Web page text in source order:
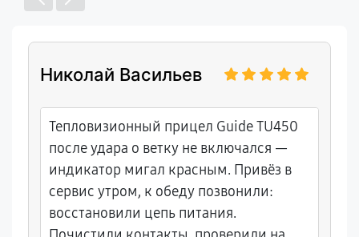
Николай Васильев
Тепловизионный прицел Guide TU450
после удара о ветку не включался —
индикатор мигал красным. Привёз в
сервис утром, к обеду позвонили:
восстановили цепь питания.